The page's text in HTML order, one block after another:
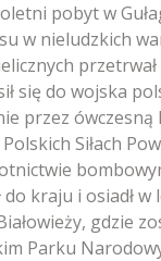
pobyt w
w nieludzkich
się do wojska
przez ówczesną
Siłach
kraju i osiadł w
gdzie
Parku